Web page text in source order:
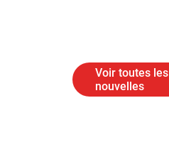
Voir toutes les
nouvelles